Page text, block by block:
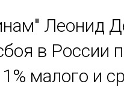
Леонид
в России
малого и